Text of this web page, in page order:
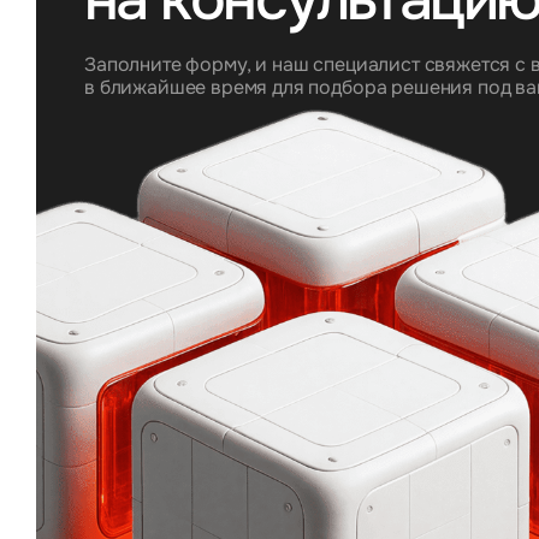
Заполните форму, и наш специалист свяжется с
в ближайшее время для подбора решения под